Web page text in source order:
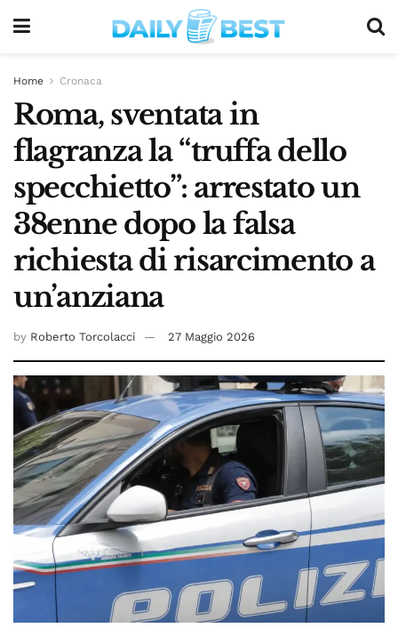
Home Cronaca
Roma, sventata in
flagranza la “truffa dello
specchietto”: arrestato un
38enne dopo la falsa
richiesta di risarcimento a
un’anziana
by Roberto Torcolacci 27 Maggio 2026